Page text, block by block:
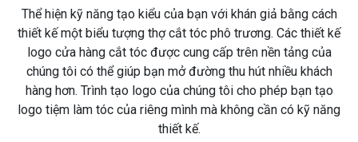
Thể hiện kỹ năng tạo kiểu của bạn với khán giả bằng cách
thiết kế một biểu tượng thợ cắt tóc phô trương. Các thiết kế
logo cửa hàng cắt tóc được cung cấp trên nền tảng của
chúng tôi có thể giúp bạn mở đường thu hút nhiều khách
hàng hơn. Trình tạo logo của chúng tôi cho phép bạn tạo
logo tiệm làm tóc của riêng mình mà không cần có kỹ năng
thiết kế.